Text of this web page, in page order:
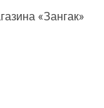
«Зангак»